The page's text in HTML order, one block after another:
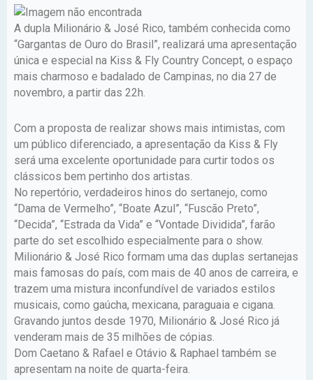
A dupla Milionário & José Rico, também conhecida como
“Gargantas de Ouro do Brasil”, realizará uma apresentação
única e especial na Kiss & Fly Country Concept, o espaço
mais charmoso e badalado de Campinas, no dia 27 de
novembro, a partir das 22h.
Com a proposta de realizar shows mais intimistas, com
um público diferenciado, a apresentação da Kiss & Fly
será uma excelente oportunidade para curtir todos os
clássicos bem pertinho dos artistas.
No repertório, verdadeiros hinos do sertanejo, como
“Dama de Vermelho”, “Boate Azul”, “Fuscão Preto”,
“Decida”, “Estrada da Vida” e “Vontade Dividida”, farão
parte do set escolhido especialmente para o show.
Milionário & José Rico formam uma das duplas sertanejas
mais famosas do país, com mais de 40 anos de carreira, e
trazem uma mistura inconfundível de variados estilos
musicais, como gaúcha, mexicana, paraguaia e cigana.
Gravando juntos desde 1970, Milionário & José Rico já
venderam mais de 35 milhões de cópias.
Dom Caetano & Rafael e Otávio & Raphael também se
apresentam na noite de quarta-feira.